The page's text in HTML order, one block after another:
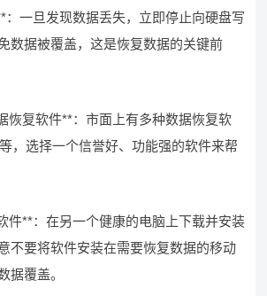
：一旦发现数据丢失，立即停止向硬盘写
数据被覆盖，这是恢复数据的关键前
恢复软件**：市面上有多种数据恢复软
，选择一个信誉好、功能强的软件来帮
件**：在另一个健康的电脑上下载并安装
不要将软件安装在需要恢复数据的移动
据覆盖。